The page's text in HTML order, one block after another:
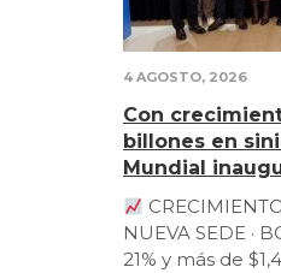
4 AGOSTO, 2026
Con
billones en
Mundial
NUEVA SEDE ·
21% y más de